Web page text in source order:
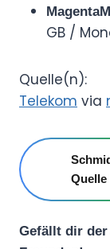
GB /
Quelle(n):
Telekom via
Gefällt dir